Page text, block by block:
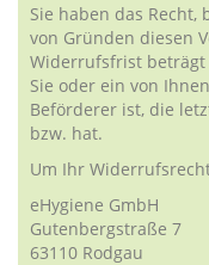
Sie haben das Recht,
von Gründen diesen
Widerrufsfrist beträgt
Sie oder ein von
Beförderer ist, die
bzw. hat.
Um Ihr
eHygiene GmbH
Gutenbergstraße 7
63110 Rodgau